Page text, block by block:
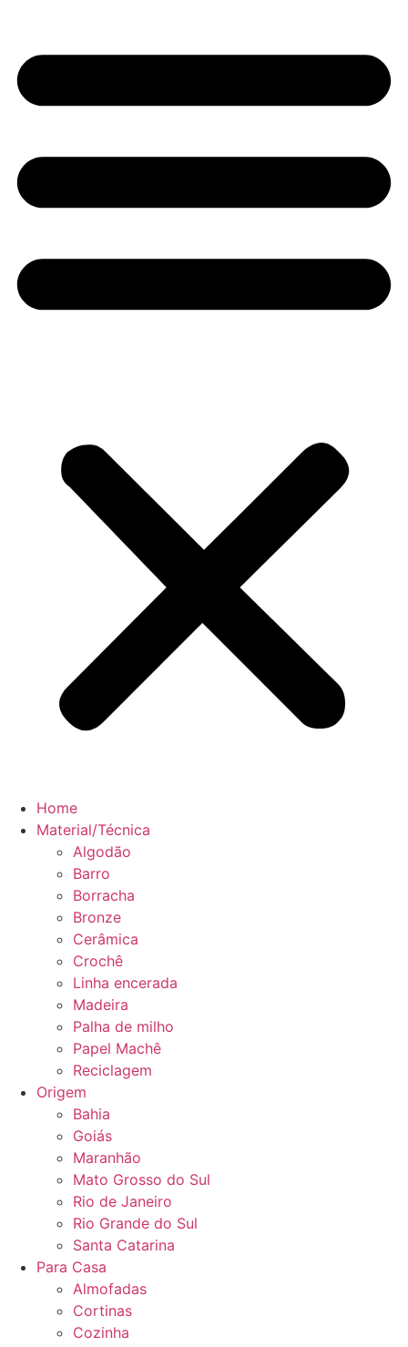
Home
Material/Técnica
Algodão
Barro
Borracha
Bronze
Cerâmica
Crochê
Linha encerada
Madeira
Palha de milho
Papel Machê
Reciclagem
Origem
Bahia
Goiás
Maranhão
Mato Grosso do Sul
Rio de Janeiro
Rio Grande do Sul
Santa Catarina
Para Casa
Almofadas
Cortinas
Cozinha